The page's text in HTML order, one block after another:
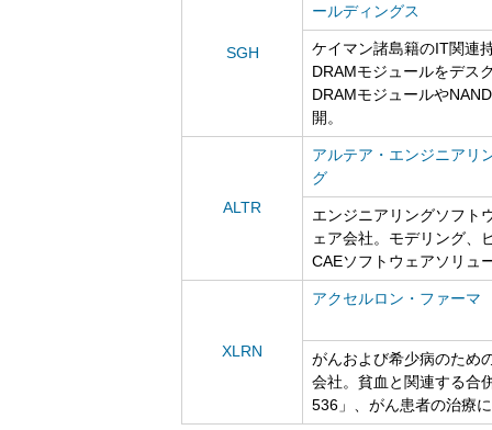
SGH
ールディングス
ケイマン諸島籍のIT関連
DRAMモジュールをデス
DRAMモジュールや
開。
ALTR
アルテア・エンジニアリ
グ
エンジニアリングソフト
ェア会社。モデリング、
CAEソフトウェアソリュ
XLRN
アクセルロン・ファーマ
がんおよび希少病のため
会社。貧血と関連する合
536」、がん患者の治療